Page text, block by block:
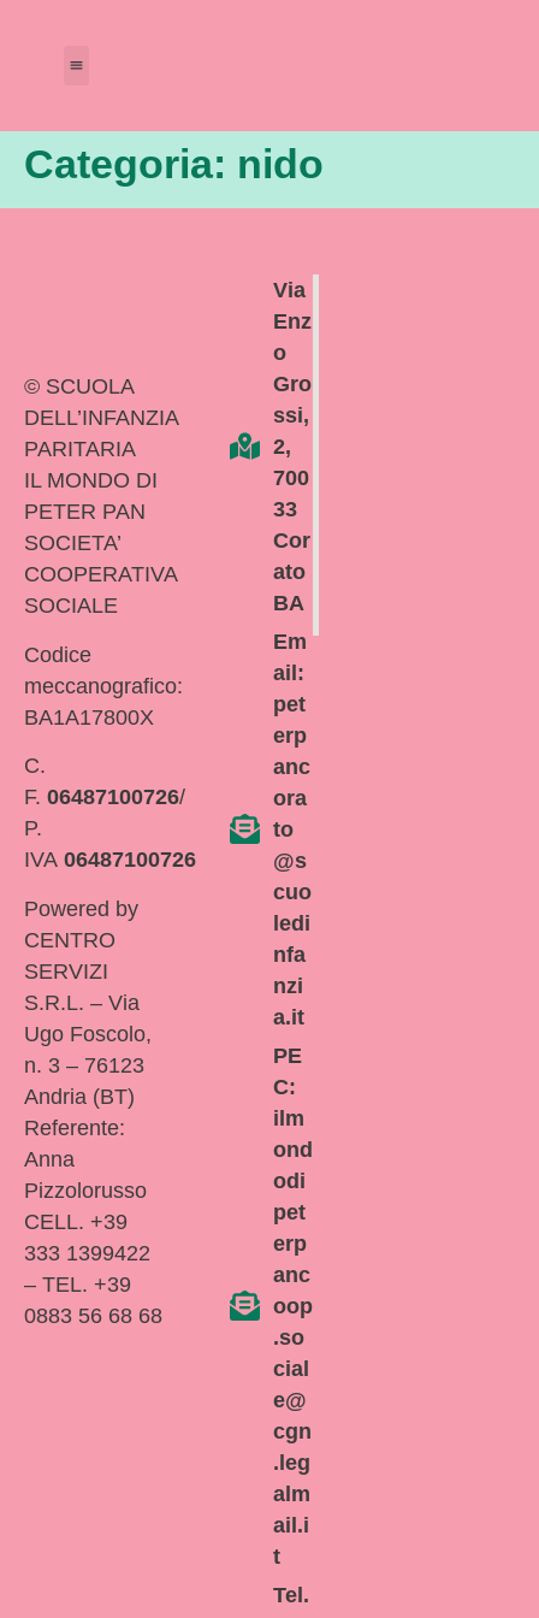
Categoria: nido
© SCUOLA
DELL’INFANZIA
PARITARIA
IL MONDO DI
PETER PAN
SOCIETA’
COOPERATIVA
SOCIALE
Codice
meccanografico:
BA1A17800X
C.
F. 06487100726/
P.
IVA 06487100726
Powered by
CENTRO
SERVIZI
S.R.L. – Via
Ugo Foscolo,
n. 3 – 76123
Andria (BT)
Referente:
Anna
Pizzolorusso
CELL. +39
333 1399422
– TEL. +39
0883 56 68 68
Via
Enz
o
Gro
ssi,
2,
700
33
Cor
ato
BA
Em
ail:
pet
erp
anc
ora
to
@s
cuo
ledi
nfa
nzi
a.it
PE
C:
ilm
ond
odi
pet
erp
anc
oop
.so
cial
e@
cgn
.leg
alm
ail.i
t
Tel.